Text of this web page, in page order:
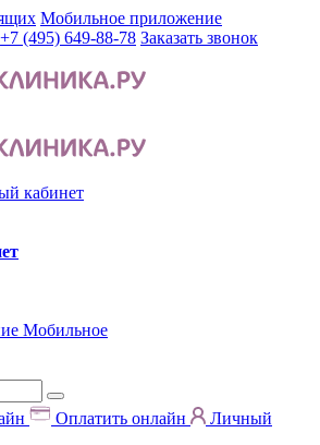
Мобильное приложение
+7 (495) 649-88-78 Заказать звонок
кабинет
Мобильное
Оплатить онлайн
Личный